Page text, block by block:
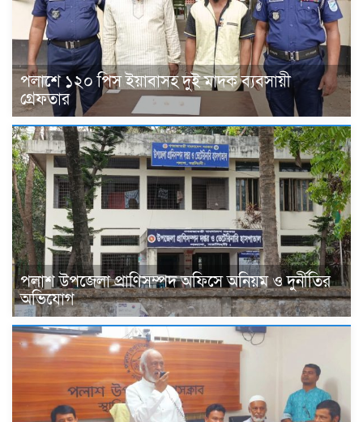
পলাশে ১২০ পিস ইয়াবাসহ দুই মাদক ব্যবসায়ী
গ্রেফতার
পলাশ উপজেলা প্রাণিসম্পদ অফিসে অনিয়ম ও দুর্নীতির
অভিযোগ